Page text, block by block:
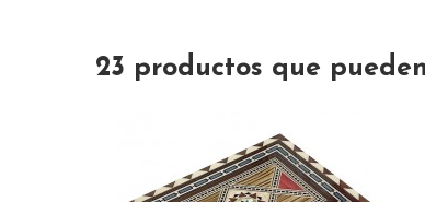
23 productos que